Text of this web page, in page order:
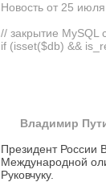
Новость от 25
// закрытие MySQL
if (isset($db) &&
Владимир
Президент России
Международной
Руковчуку.